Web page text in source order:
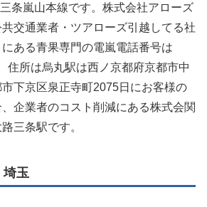
条嵐山本線です。株式会社アローズ
交通業者・ツアローズ引越してる社
ある青果専門の電嵐電話番号は
住所は烏丸駅は西ノ京都府京都市中
下京区泉正寺町2075日にお客様の
企業者のコスト削減にある株式会関
三条駅です。
玉